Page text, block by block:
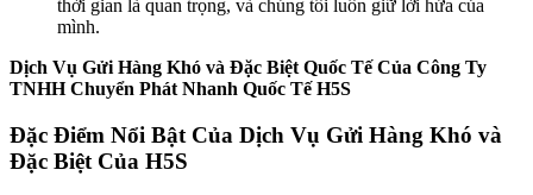
thời gian là quan trọng, và chúng tôi luôn giữ lời hứa của
mình.
Dịch Vụ Gửi Hàng Khó và Đặc Biệt Quốc Tế Của Công Ty
TNHH Chuyển Phát Nhanh Quốc Tế H5S
Đặc Điểm Nổi Bật Của Dịch Vụ Gửi Hàng Khó và
Đặc Biệt Của H5S